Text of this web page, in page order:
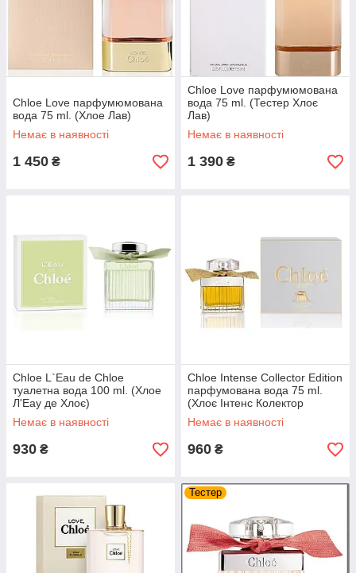
Chloe Love парфумюмована
вода 75 ml. (Хлое Лав)
Немає в наявності
1 450 ₴
Chloe Love парфумюмована
вода 75 ml. (Тестер Хлоє
Лав)
Немає в наявності
1 390 ₴
Chloe L`Eau de Chloe
туалетна вода 100 ml. (Хлое
Л'Еау де Хлоє)
Немає в наявності
930 ₴
Chloe Intense Collector Edition
парфумована вода 75 ml.
(Хлоє Інтенс Колектор
Едітіон)
Немає в наявності
960 ₴
Тестер